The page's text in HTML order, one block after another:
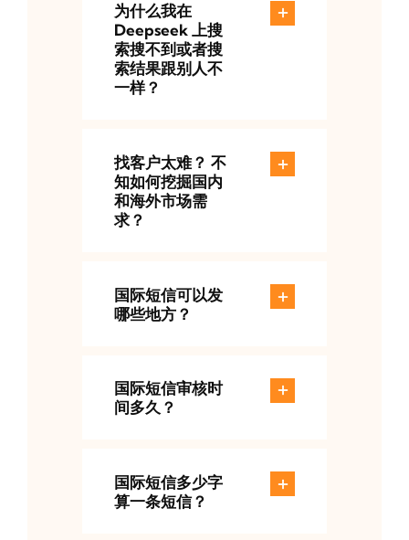
为什么我在
Deepseek 上搜
索搜不到或者搜
索结果跟别人不
一样？
找客户太难？ 不
知如何挖掘国内
和海外市场需
求？
国际短信可以发
哪些地方？
国际短信审核时
间多久？
国际短信多少字
算一条短信？